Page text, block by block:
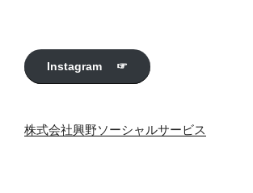
Instagram ☞
株式会社興野ソーシャルサービス